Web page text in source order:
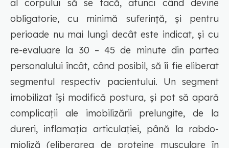
al corpului să se facă, atunci când devine
obligatorie, cu minimă suferință, și pentru
perioade nu mai lungi decât este indicat, și cu
re-evaluare la 30 – 45 de minute din partea
personalului încât, când posibil, să îi fie eliberat
segmentul respectiv pacientului. Un segment
imobilizat își modifică postura, și pot să apară
complicații ale imobilizării prelungite, de la
dureri, inflamația articulației, până la rabdo-
mioliză (eliberarea de proteine musculare în